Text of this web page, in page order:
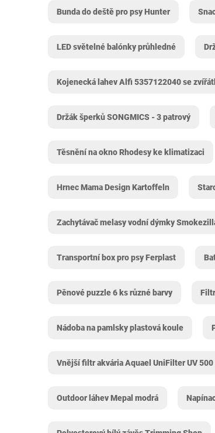
Bunda do deště pro psy Hunter
LED světelné balónky průhledné
Kojenecká lahev Alfi 5357122040 se
Držák šperků SONGMICS - 3 patrový
Těsnění na okno Rhodesy ke klimatizaci
Hrnec Mama Design Kartoffeln
Zachytávač melasy vodní dýmky
Transportní box pro psy Ferplast
Pěnové puzzle 6 ks různé barvy
Nádoba na pamlsky plastová koule
Vnější filtr akvária Aquael UniFilter UV 500
Outdoor láhev Mepal modrá